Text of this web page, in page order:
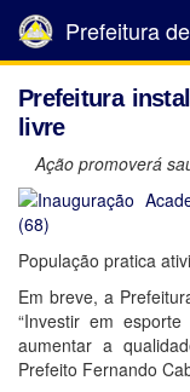
Prefeitura
Prefeitura
livre
Ação promoverá
População pratica
Em breve, a
“Investir em
aumentar a
Prefeito Fernando